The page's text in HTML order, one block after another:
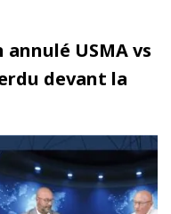
USMA vs
devant la